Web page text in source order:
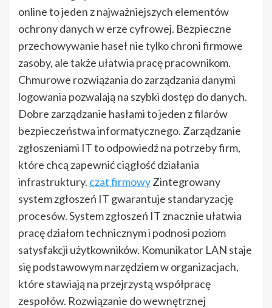
online to jeden z najważniejszych elementów
ochrony danych w erze cyfrowej. Bezpieczne
przechowywanie haseł nie tylko chroni firmowe
zasoby, ale także ułatwia pracę pracownikom.
Chmurowe rozwiązania do zarządzania danymi
logowania pozwalają na szybki dostęp do danych.
Dobre zarządzanie hasłami to jeden z filarów
bezpieczeństwa informatycznego. Zarządzanie
zgłoszeniami IT to odpowiedź na potrzeby firm,
które chcą zapewnić ciągłość działania
infrastruktury. czat firmowyZintegrowany
system zgłoszeń IT gwarantuje standaryzację
procesów. System zgłoszeń IT znacznie ułatwia
pracę działom technicznym i podnosi poziom
satysfakcji użytkowników. Komunikator LAN staje
się podstawowym narzędziem w organizacjach,
które stawiają na przejrzystą współpracę
zespołów. Rozwiązanie do wewnętrznej